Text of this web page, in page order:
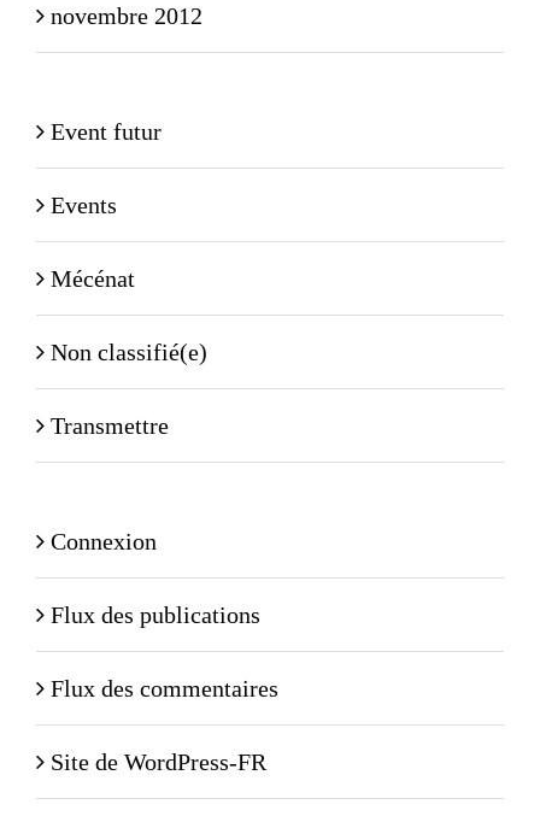
novembre 2012
Event futur
Events
Mécénat
Non classifié(e)
Transmettre
Connexion
Flux des publications
Flux des commentaires
Site de WordPress-FR